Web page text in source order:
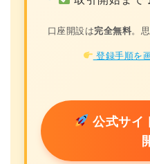
口座開設は完全無料。
登録手順を
公式サイ